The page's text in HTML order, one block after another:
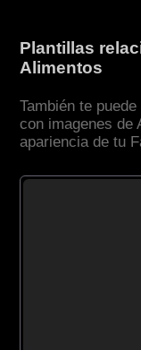
Plantillas
Alimentos
También te
con imagenes de
apariencia de tu